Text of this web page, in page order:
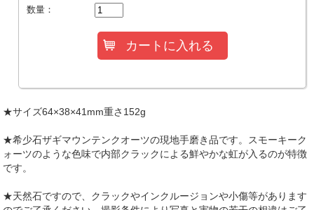
数量：
★サイズ64×38×41mm重さ152g
★希少石ザギマウンテンクオーツの現地手磨き品です。スモーキーク
ォーツのような色味で内部クラックによる鮮やかな虹が入るのが特徴
です。
★天然石ですので、クラックやインクルージョンや小傷等があります